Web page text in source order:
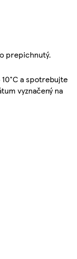
prepichnutý.
a spotrebujte
vyznačený na